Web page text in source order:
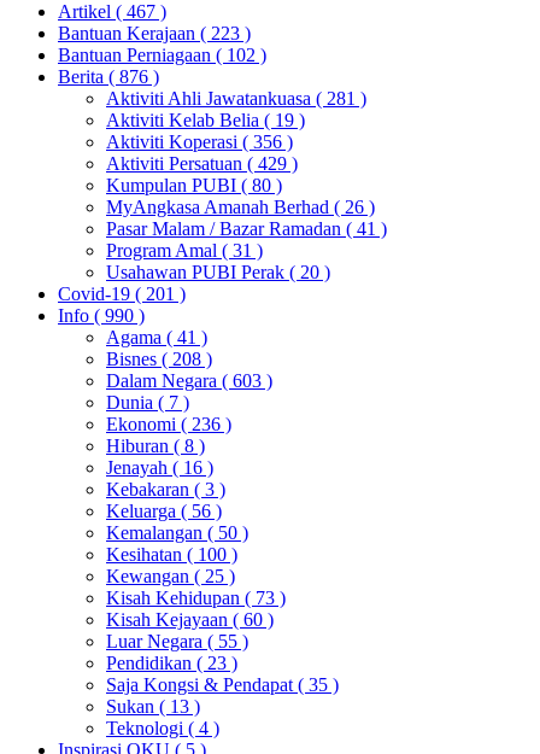
Artikel ( 467 )
Bantuan Kerajaan ( 223 )
Bantuan Perniagaan ( 102 )
Berita ( 876 )
Aktiviti Ahli Jawatankuasa ( 281 )
Aktiviti Kelab Belia ( 19 )
Aktiviti Koperasi ( 356 )
Aktiviti Persatuan ( 429 )
Kumpulan PUBI ( 80 )
MyAngkasa Amanah Berhad ( 26 )
Pasar Malam / Bazar Ramadan ( 41 )
Program Amal ( 31 )
Usahawan PUBI Perak ( 20 )
Covid-19 ( 201 )
Info ( 990 )
Agama ( 41 )
Bisnes ( 208 )
Dalam Negara ( 603 )
Dunia ( 7 )
Ekonomi ( 236 )
Hiburan ( 8 )
Jenayah ( 16 )
Kebakaran ( 3 )
Keluarga ( 56 )
Kemalangan ( 50 )
Kesihatan ( 100 )
Kewangan ( 25 )
Kisah Kehidupan ( 73 )
Kisah Kejayaan ( 60 )
Luar Negara ( 55 )
Pendidikan ( 23 )
Saja Kongsi & Pendapat ( 35 )
Sukan ( 13 )
Teknologi ( 4 )